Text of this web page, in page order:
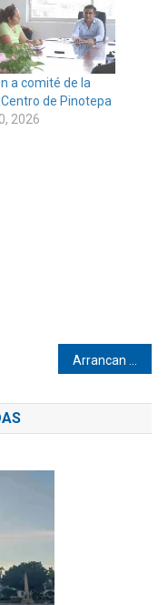
a comité de la
de Pinotepa
2026
Arrancan pavimentación en Pinotepa de Don Luis